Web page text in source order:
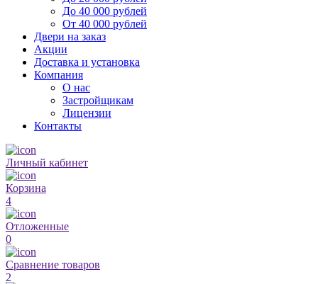
До 40 000 рублей
От 40 000 рублей
Двери на заказ
Акции
Доставка и установка
Компания
О нас
Застройщикам
Лицензии
Контакты
Личный кабинет
Корзина
4
Отложенные
0
Сравнение товаров
2